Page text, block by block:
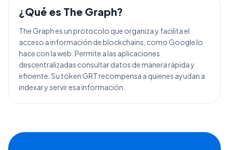
¿Qué es The Graph?
The Graph es un protocolo que organiza y facilita el
acceso a información de blockchains, como Google lo
hace con la web. Permite a las aplicaciones
descentralizadas consultar datos de manera rápida y
eficiente. Su token GRT recompensa a quienes ayudan a
indexar y servir esa información.